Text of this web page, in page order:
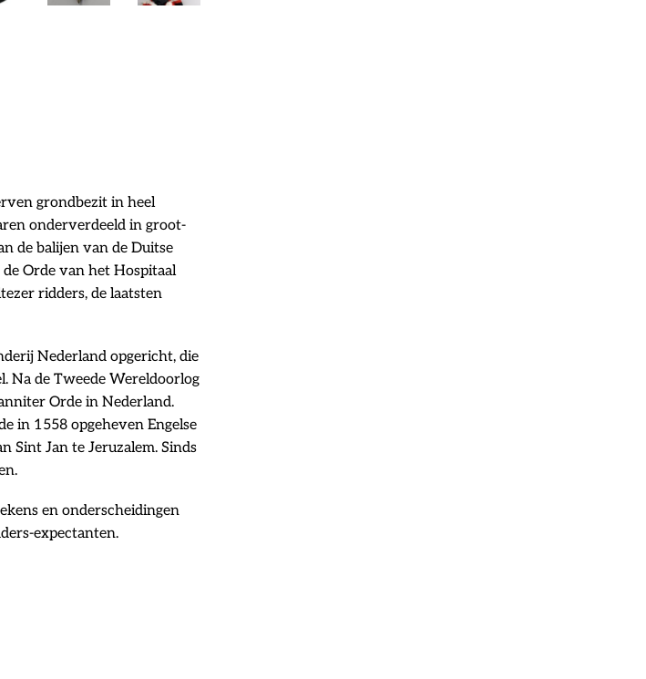
grondbezit in heel
onderverdeeld in groot-
de balijen van de Duitse
Orde van het Hospitaal
ridders, de laatsten
Nederland opgericht, die
Na de Tweede Wereldoorlog
Orde in Nederland.
in 1558 opgeheven Engelse
Sint Jan te Jeruzalem. Sinds
en onderscheidingen
expectanten.